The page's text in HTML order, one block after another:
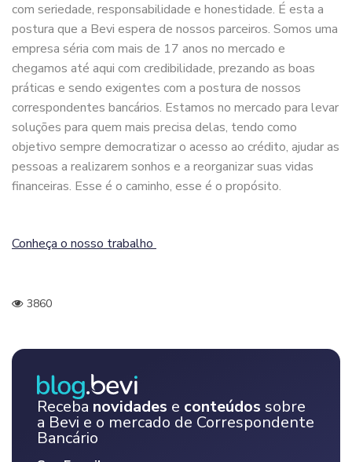
com seriedade, responsabilidade e honestidade. É esta a
postura que a Bevi espera de nossos parceiros. Somos uma
empresa séria com mais de 17 anos no mercado e
chegamos até aqui com credibilidade, prezando as boas
práticas e sendo exigentes com a postura de nossos
correspondentes bancários. Estamos no mercado para levar
soluções para quem mais precisa delas, tendo como
objetivo sempre democratizar o acesso ao crédito, ajudar as
pessoas a realizarem sonhos e a reorganizar suas vidas
financeiras. Esse é o caminho, esse é o propósito.
Conheça o nosso trabalho
3860
Receba novidades e conteúdos sobre
a Bevi e o mercado de Correspondente
Bancário